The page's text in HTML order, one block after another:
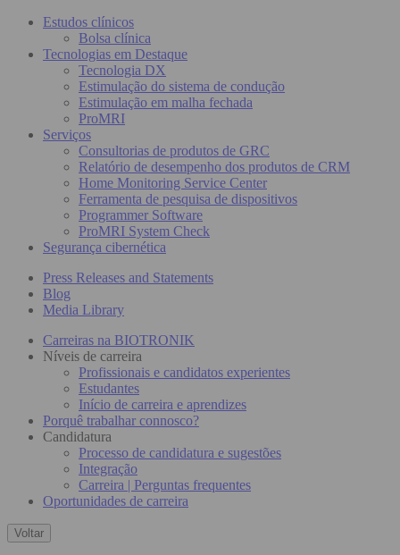
Estudos clínicos
Bolsa clínica
Tecnologias em Destaque
Tecnologia DX
Estimulação do sistema de condução
Estimulação em malha fechada
ProMRI
Serviços
Consultorias de produtos de GRC
Relatório de desempenho dos produtos de CRM
Home Monitoring Service Center
Ferramenta de pesquisa de dispositivos
Programmer Software
ProMRI System Check
Segurança cibernética
Press Releases and Statements
Blog
Media Library
Carreiras na BIOTRONIK
Níveis de carreira
Profissionais e candidatos experientes
Estudantes
Início de carreira e aprendizes
Porquê trabalhar connosco?
Candidatura
Processo de candidatura e sugestões
Integração
Carreira | Perguntas frequentes
Oportunidades de carreira
Voltar